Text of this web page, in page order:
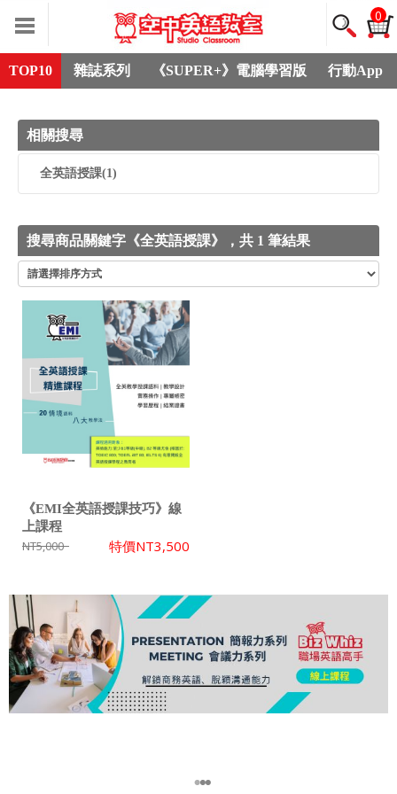
0
TOP10 雜誌系列 《SUPER+》電腦學習版 行動App
相關搜尋
全英語授課(1)
搜尋商品關鍵字《全英語授課》，共 1 筆結果
《EMI全英語授課技巧》線
上課程
NT5,000 特價NT3,500